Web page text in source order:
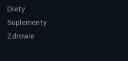
Diety
Suplementy
Zdrowie